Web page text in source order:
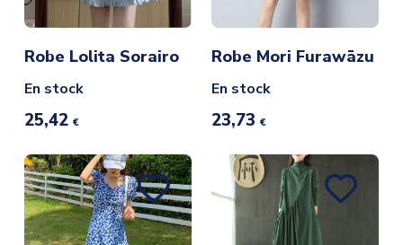
Robe Lolita Sorairo
En stock
25,42 €
Robe Mori Furawāzu
En stock
23,73 €